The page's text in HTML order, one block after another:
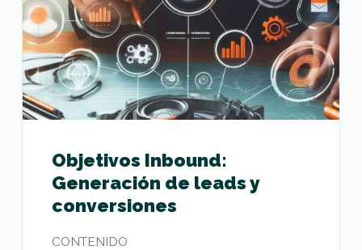
Objetivos Inbound:
Generación de leads y
conversiones
CONTENIDO